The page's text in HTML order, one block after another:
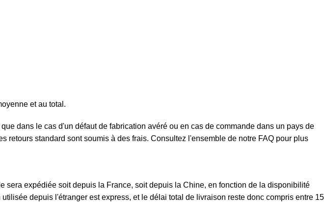
et au total.
dans le cas d'un défaut de fabrication avéré ou en cas de commande dans un pays de
retours standard sont soumis à des frais. Consultez l'ensemble de notre FAQ pour plus
sera expédiée soit depuis la France, soit depuis la Chine, en fonction de la disponibilité
depuis l'étranger est express, et le délai total de livraison reste donc compris entre 15